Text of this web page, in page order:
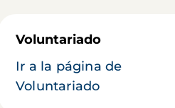
Voluntariado
Ir a la página de
Voluntariado